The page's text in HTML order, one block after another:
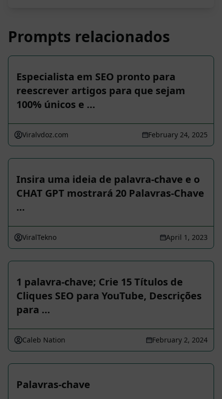
Prompts relacionados
Especialista em SEO pronto para
reescrever artigos para que sejam
100% únicos e …
Viralvdoz.com February 24, 2025
Insira uma ideia de palavra-chave e o
CHAT GPT mostrará 20 Palavras-Chave
…
ViralTekno April 1, 2023
1 palavra-chave; Crie 15 Títulos de
Cliques SEO para YouTube, Descrições
para …
Caleb Nation February 2, 2024
Palavras-chave